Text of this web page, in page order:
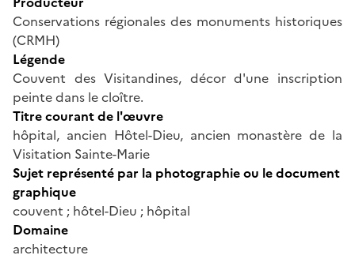
Conservations régionales des monuments historiques
(CRMH)
Légende
Couvent des Visitandines, décor d'une inscription
peinte dans le cloître.
Titre courant de l'œuvre
hôpital, ancien Hôtel-Dieu, ancien monastère de la
Visitation Sainte-Marie
Sujet représenté par la photographie ou le document
graphique
couvent ; hôtel-Dieu ; hôpital
Domaine
architecture